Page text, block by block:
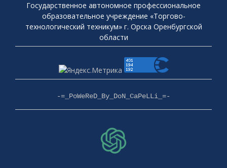
Государственное автономное профессиональное
образовательное учреждение «Торгово-
технологический техникум» г. Орска Оренбургской
области
-=_PoWeReD_By_DoN_CaPeLLi_=-